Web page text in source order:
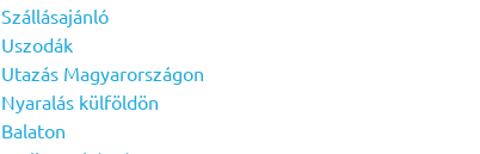
Szállásajánló
Uszodák
Utazás Magyarországon
Nyaralás külföldön
Balaton